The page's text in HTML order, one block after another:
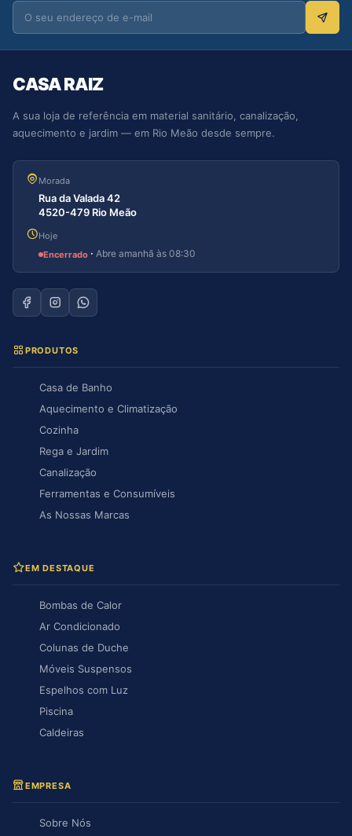
CASA RAIZ
A sua loja de referência em material sanitário, canalização,
aquecimento e jardim — em Rio Meão desde sempre.
Morada
Rua da Valada 42
4520-479 Rio Meão
Hoje
Encerrado · Abre amanhã às 08:30
PRODUTOS
Casa de Banho
Aquecimento e Climatização
Cozinha
Rega e Jardim
Canalização
Ferramentas e Consumíveis
As Nossas Marcas
EM DESTAQUE
Bombas de Calor
Ar Condicionado
Colunas de Duche
Móveis Suspensos
Espelhos com Luz
Piscina
Caldeiras
EMPRESA
Sobre Nós